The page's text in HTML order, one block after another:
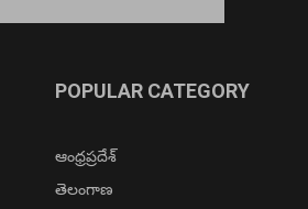
POPULAR CATEGORY
ఆంధ్రప్రదేశ్
తెలంగాణ